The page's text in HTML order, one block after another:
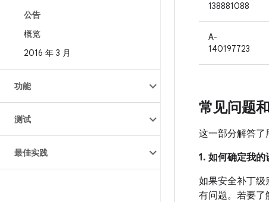
公告
概览
2016 年 3 月
功能
测试
最佳实践
138881088
A-
140197723
常见问题
这一部分解答了
1. 如何确定我
如果安全补丁
有问题。若要了